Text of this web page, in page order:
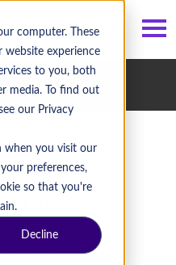
computer. These
website experience
to you, both
media. To find out
our Privacy
you visit our
preferences,
so that you're
Decline
ES / EN
moda
el 1 de marzo de 2019
sentido tan bien.